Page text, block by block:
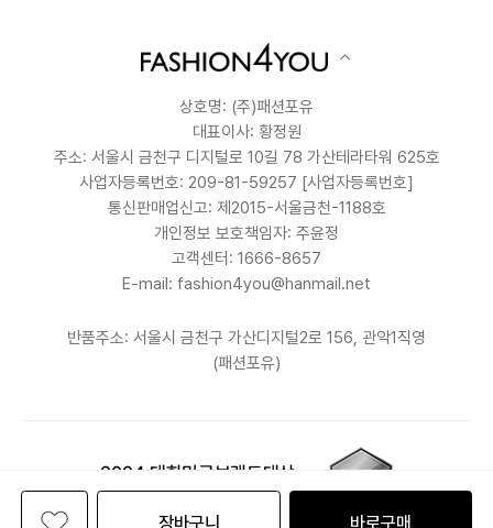
장바구니 바로구매
상호명: (주)패션포유
대표이사: 황정원
주소: 서울시 금천구 디지털로 10길 78 가산테라타워 625호
사업자등록번호: 209-81-59257 [사업자등록번호]
통신판매업신고: 제2015-서울금천-1188호
개인정보 보호책임자: 주윤정
고객센터: 1666-8657
E-mail: fashion4you@hanmail.net
반품주소: 서울시 금천구 가산디지털2로 156, 관악1직영
(패션포유)